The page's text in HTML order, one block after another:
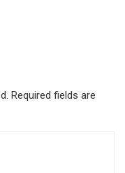
Required fields are